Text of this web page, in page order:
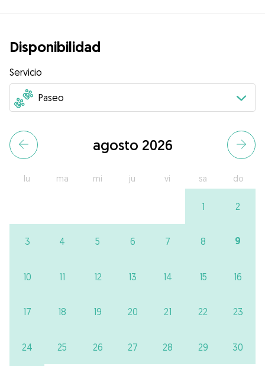
Disponibilidad
Servicio
agosto 2026
lu ma mi ju vi sa do
1 2
3 4 5 6 7 8 9
10 11 12 13 14 15 16
17 18 19 20 21 22 23
24 25 26 27 28 29 30